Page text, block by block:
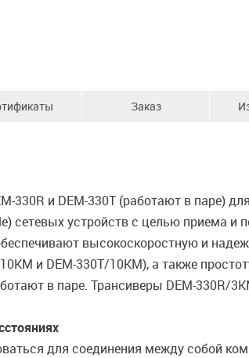
Заказ
330R и DEM-330T (работают в паре)
сетевых устройств с целью приема
высокоскоростную и
и DEM-330T/10KM), а также
в паре. Трансиверы DEM-330R/
для соединения между собой